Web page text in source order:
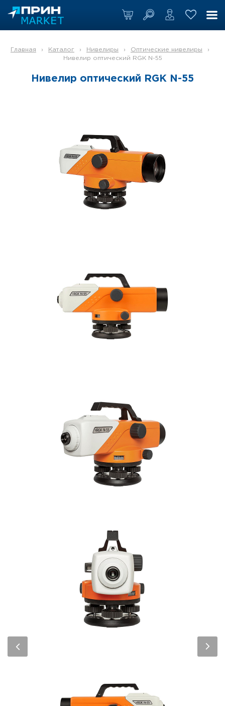
Главная › Каталог › Нивелиры › Оптические нивелиры
›
Нивелир оптический RGK N-55
Нивелир оптический RGK N-55